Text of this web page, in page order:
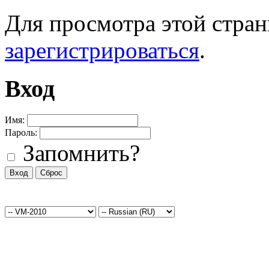
Для просмотра этой
зарегистрироваться.
Вход
Имя:
Пароль:
Запомнить?